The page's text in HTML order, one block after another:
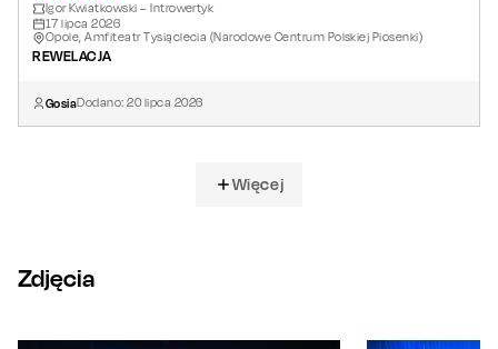
Igor Kwiatkowski – Introwertyk
17 lipca 2026
Opole, Amfiteatr Tysiąclecia (Narodowe Centrum Polskiej Piosenki)
REWELACJA
GosiaDodano:20 lipca 2026
Więcej
Zdjęcia